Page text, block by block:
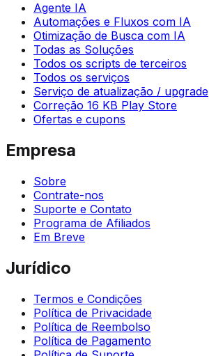
Agente IA
Automações e Fluxos com IA
Otimização de Busca com IA
Todas as Soluções
Todos os scripts de terceiros
Todos os serviços
Serviço de atualização / upgrade
Correção 16 KB Play Store
Ofertas e cupons
Empresa
Sobre
Contrate-nos
Suporte e Contato
Programa de Afiliados
Em Breve
Jurídico
Termos e Condições
Política de Privacidade
Política de Reembolso
Política de Pagamento